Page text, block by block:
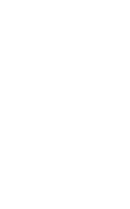
sein,
zu bestellen.
bestimmten
Pflicht auf
sichergestellt
im